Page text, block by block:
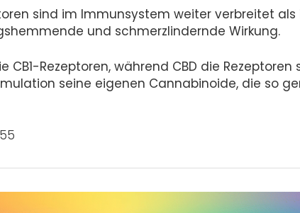
sind im Immunsystem weiter verbreitet als
und schmerzlindernde Wirkung.
CB1-Rezeptoren, während CBD die
seine eigenen Cannabinoide, die so